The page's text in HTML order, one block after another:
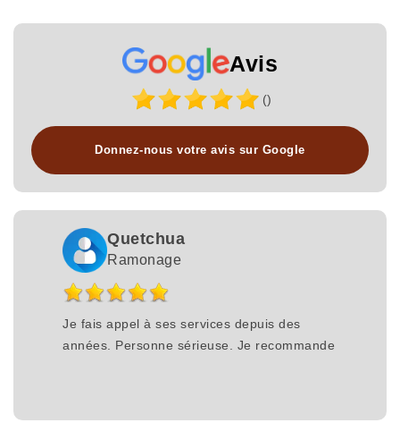
Avis
()
Donnez-nous votre avis sur Google
Quetchua
Ramonage
Je fais appel à ses services depuis des
années. Personne sérieuse. Je recommande